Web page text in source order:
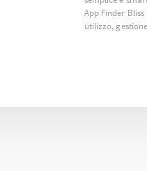
App Finder
utilizzo,